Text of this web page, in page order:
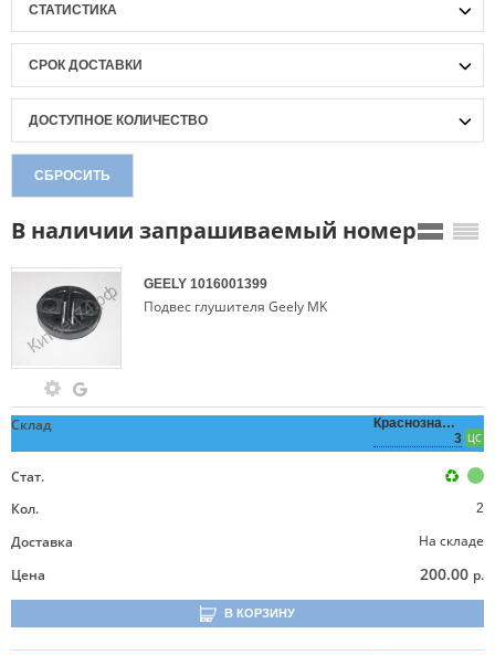
СТАТИСТИКА
СРОК ДОСТАВКИ
ДОСТУПНОЕ КОЛИЧЕСТВО
СБРОСИТЬ
В наличии запрашиваемый номер
GEELY 1016001399
Подвес глушителя Geely MK
Склад
Краснознаменная,
3 ЦС
Стат.
Кол.
2
Доставка
На складе
Цена
200.00 р.
В КОРЗИНУ